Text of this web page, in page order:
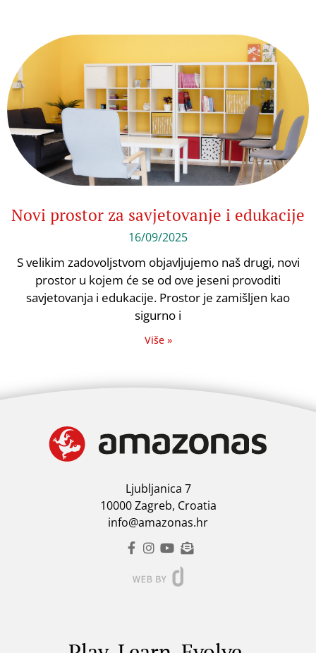
Novi prostor za savjetovanje i edukacije
16/09/2025
S velikim zadovoljstvom objavljujemo naš drugi, novi
prostor u kojem će se od ove jeseni provoditi
savjetovanja i edukacije. Prostor je zamišljen kao
sigurno i
Više »
Ljubljanica 7
10000 Zagreb, Croatia
info@amazonas.hr